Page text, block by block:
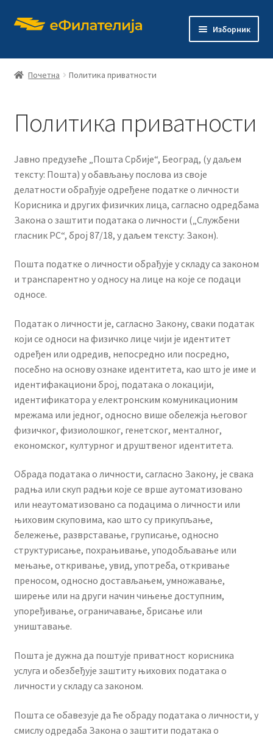
Прескочи
Скочи
Изборник
Почетна
Продавница
О филателији
Издања
Почетна Политика приватности
Политика приватности
Јавно предузеће „Пошта Србије“, Београд, (у даљем
тексту: Пошта) у обављању послова из своје
делатности обрађује одређене податке о личности
Корисника и других физичких лица, сагласно одредбама
Закона о заштити података о личности („Службени
гласник РС“, број 87/18, у даљем тексту: Закон).
Пошта податке о личности обрађује у складу са законом
и транспарентно у односу на лице на које се подаци
односе.
Податак о личности је, сагласно Закону, сваки податак
који се односи на физичко лице чији је идентитет
одређен или одредив, непосредно или посредно,
посебно на основу ознаке идентитета, као што је име и
идентифакациони број, података о локацији,
идентификатора у електронским комуникационим
мрежама или једног, односно више обележја његовог
физичког, физиолошког, генетског, менталног,
економског, културног и друштвеног идентитета.
Обрада података о личности, сагласно Закону, је свака
радња или скуп радњи које се врше аутоматизовано
или неаутоматизовано са подацима о личности или
њиховим скуповима, као што су прикупљање,
бележење, разврставање, груписање, односно
структурисање, похрањивање, уподобљавање или
мењање, откривање, увид, употреба, откривање
преносом, односно достављањем, умножавање,
ширење или на други начин чињење доступним,
упоређивање, ограничавање, брисање или
уништавање.
Пошта је дужна да поштује приватност корисника
услуга и обезбеђује заштиту њихових података о
личности у складу са законом.
Пошта се обавезује да ће обраду података о личности, у
смислу одредаба Закона о заштити података о